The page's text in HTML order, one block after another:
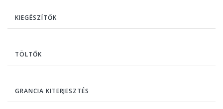
KIEGÉSZÍTŐK
TÖLTŐK
GRANCIA KITERJESZTÉS